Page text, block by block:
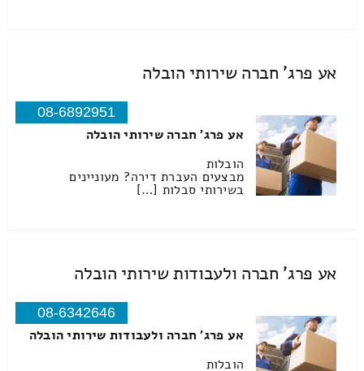
אע פרג' חברה שירותי הובלה
08-6892951
אע פרג' חברה שירותי הובלה
הובלות
מבצעים העברת דירה? מעוניינים
בשירותי סבלות […]
אע פרג' חברה ולעבודות שירותי הובלה
08-6342646
אע פרג' חברה ולעבודות שירותי הובלה
הובלות